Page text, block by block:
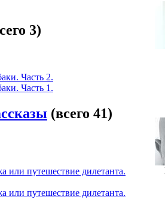
3)
Часть 2.
Часть 1.
(всего 41)
или путешествие дилетанта.
или путешествие дилетанта.